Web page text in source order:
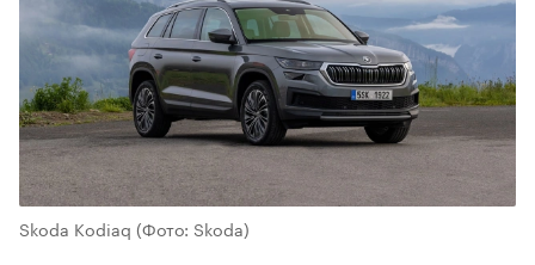
Skoda Kodiaq (Фото: Skoda)